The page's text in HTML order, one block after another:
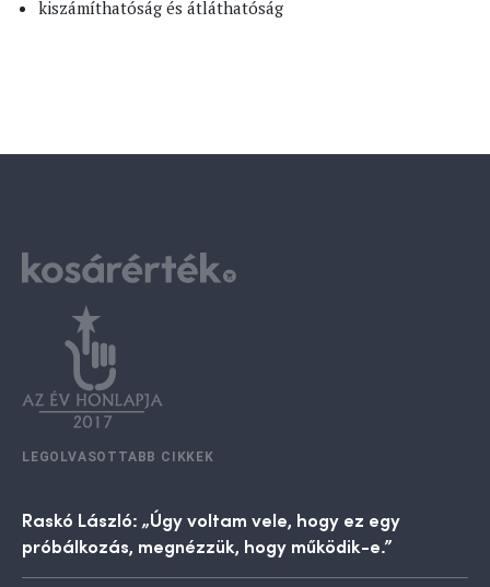
kiszámíthatóság és átláthatóság
LEGOLVASOTTABB CIKKEK
Raskó László: „Úgy voltam vele, hogy ez egy
próbálkozás, megnézzük, hogy működik-e.”